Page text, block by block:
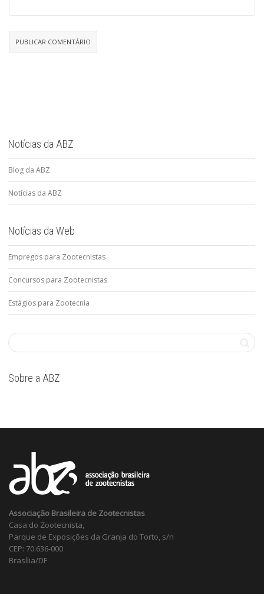
Notícias da ABZ
Blog da ABZ
Notícias da ABZ
Notícias da Web
Empregos para Zootecnistas
Concursos para Zootecnistas
Estágios para Zootecnia
Sobre a ABZ
Associação Brasileira de Zootecnistas
Casa do Zootecnista,
Parque de Exposições da Granja do Torto, s/n
CEP: 70.636-000
Brasília/DF